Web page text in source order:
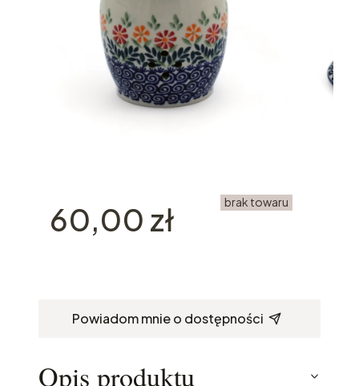
Cena
60,00 zł brak towaru
Powiadom mnie o dostępności
Opis produktu